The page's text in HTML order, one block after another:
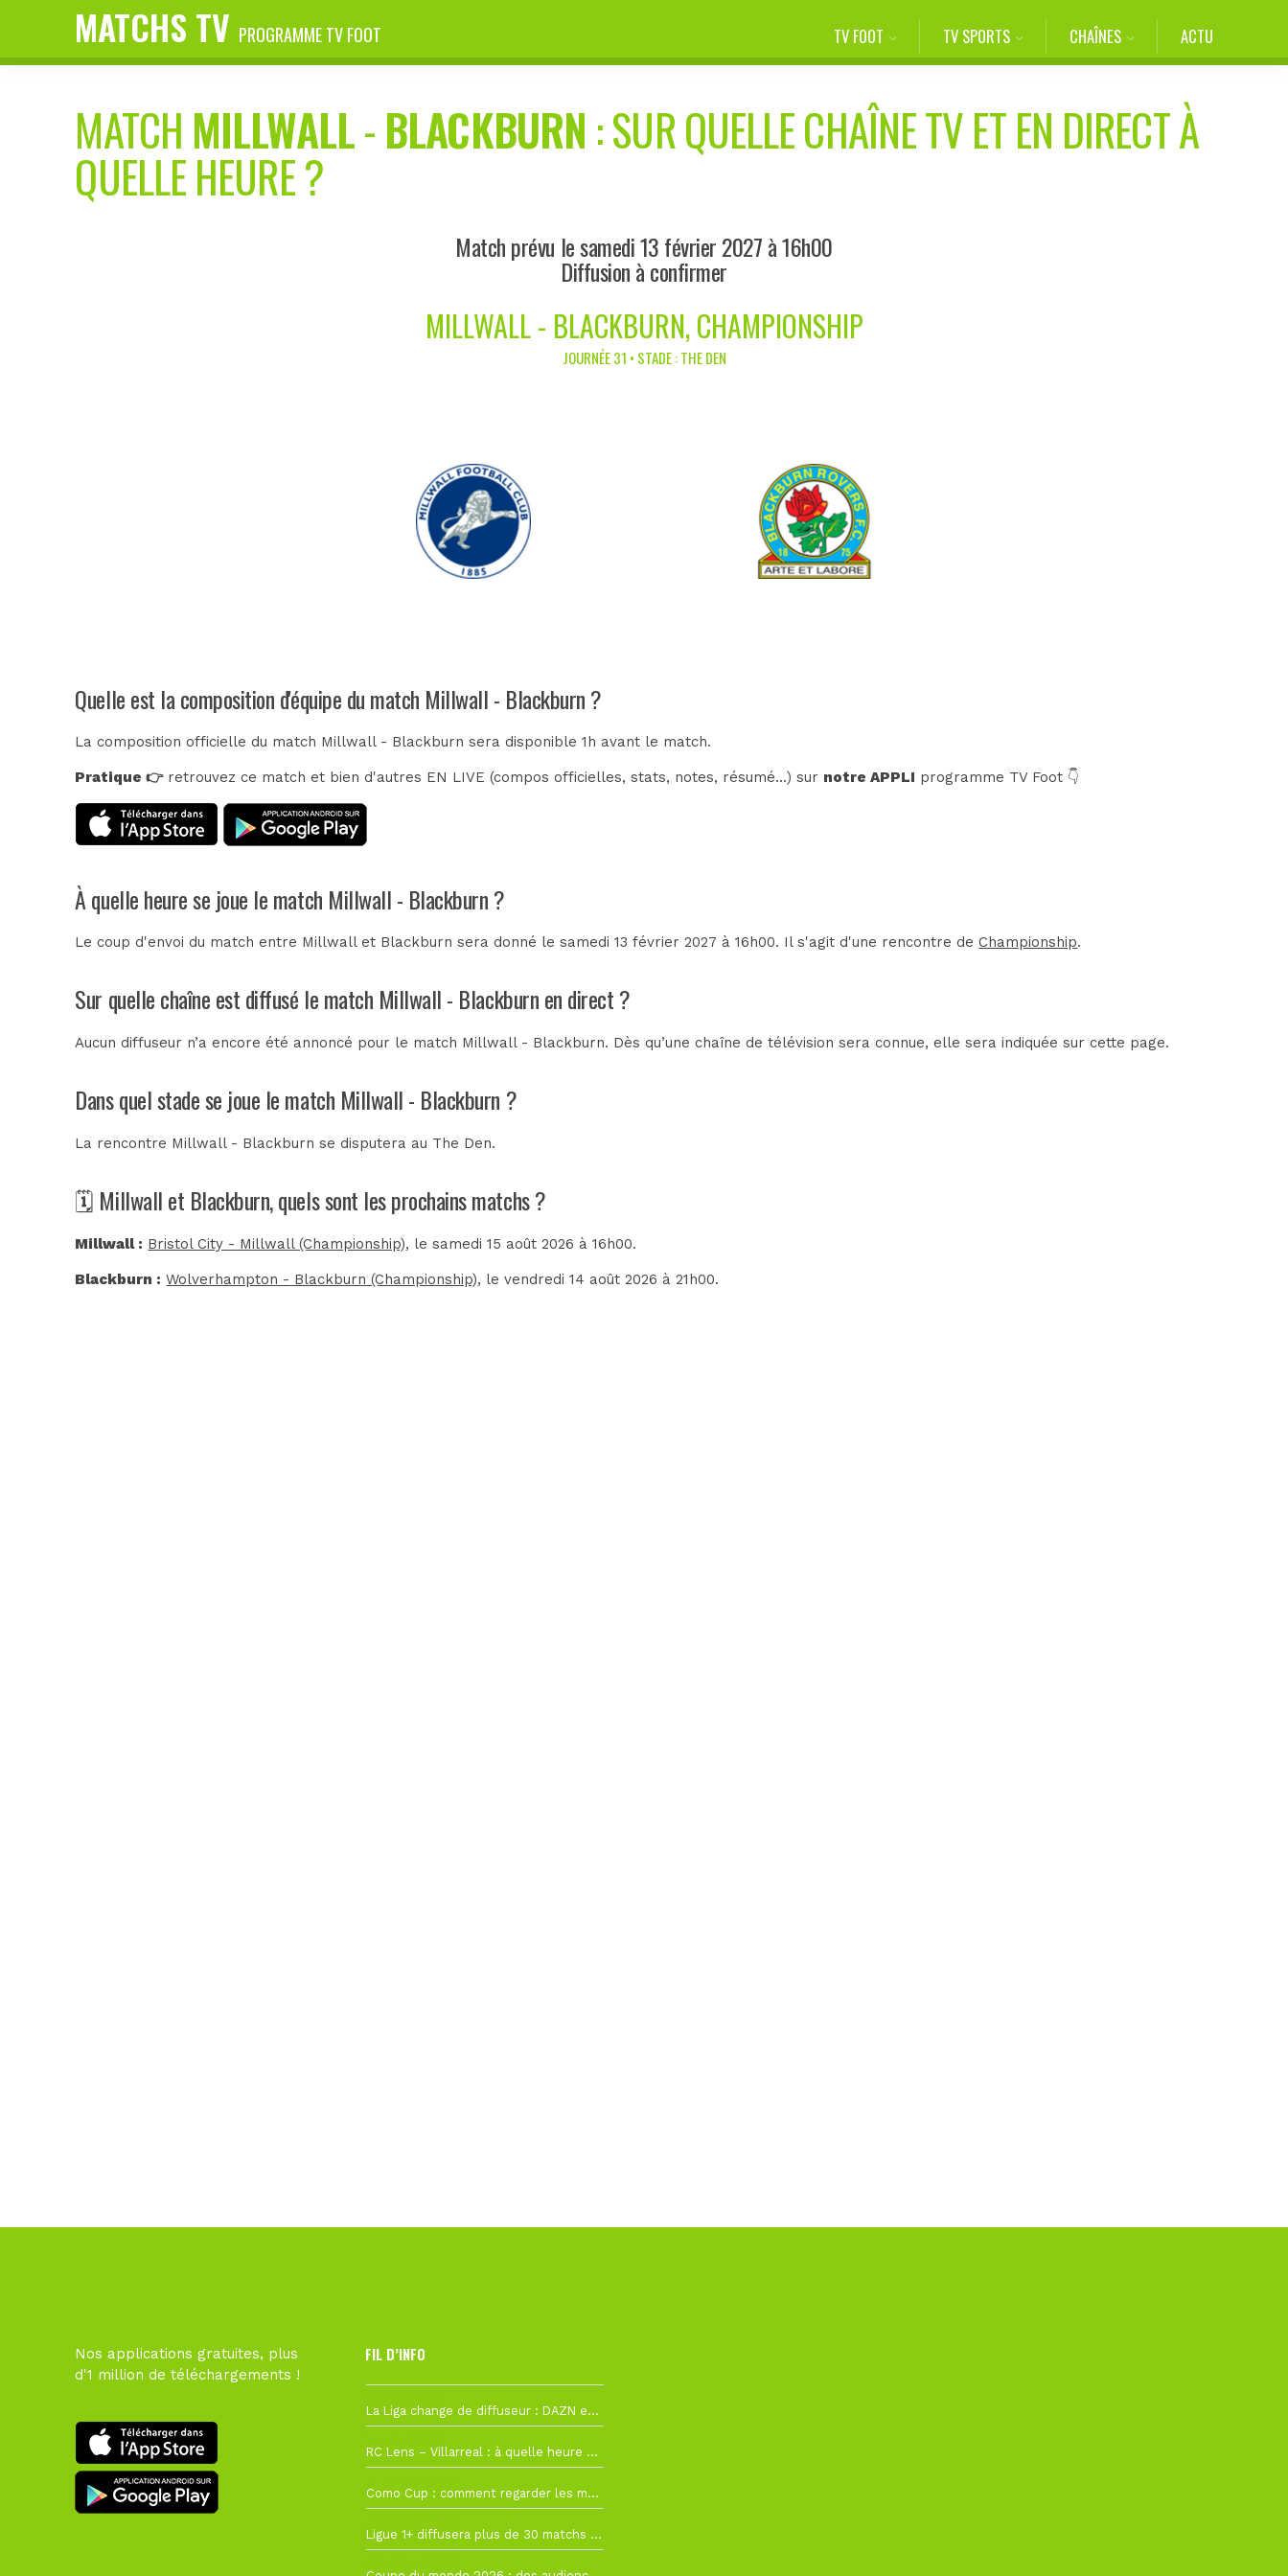
MATCHS TV PROGRAMME TV FOOT TV FOOT TV SPORTS CHAÎNES ACTU
MATCH MILLWALL-BLACKBURN : SUR QUELLE CHAÎNE TV ET EN DIRECT À
QUELLE HEURE ?
Match prévu le samedi 13 février 2027 à 16h00
Diffusion à confirmer
MILLWALL - BLACKBURN, CHAMPIONSHIP
JOURNÉE 31 • STADE : THE DEN
Quelle est la composition d'équipe du match Millwall - Blackburn ?
La composition officielle du match Millwall - Blackburn sera disponible 1h avant le match.
Pratique 👉retrouvez ce match et bien d'autres EN LIVE (compos officielles, stats, notes, résumé...) sur notre APPLI programme TV Foot 👇
À quelle heure se joue le match Millwall - Blackburn ?
Le coup d'envoi du match entre Millwall et Blackburn sera donné le samedi 13 février 2027 à 16h00. Il s'agit d'une rencontre deChampionship.
Sur quelle chaîne est diffusé le match Millwall - Blackburn en direct ?
Aucun diffuseur n’a encore été annoncé pour le match Millwall - Blackburn. Dès qu’une chaîne de télévision sera connue, elle sera indiquée sur cette page.
Dans quel stade se joue le match Millwall - Blackburn ?
La rencontre Millwall - Blackburn se disputera au The Den.
🗓️ Millwall et Blackburn, quels sont les prochains matchs ?
Millwall : Bristol City - Millwall (Championship), le samedi 15 août 2026 à 16h00.
Blackburn : Wolverhampton - Blackburn (Championship), le vendredi 14 août 2026 à 21h00.
Nos applications gratuites, plus
d'1 million de téléchargements !
FIL D’INFO
La Liga change de diffuseur : DAZN et Disney+ remplacent beIN Sports !
RC Lens – Villarreal : à quelle heure et sur quelle chaîne voir la finale de la Como Cup ?
Como Cup : comment regarder les matchs du RC Lens en direct ?
Ligue 1+ diffusera plus de 30 matchs amicaux avant la reprise de la Ligue 1